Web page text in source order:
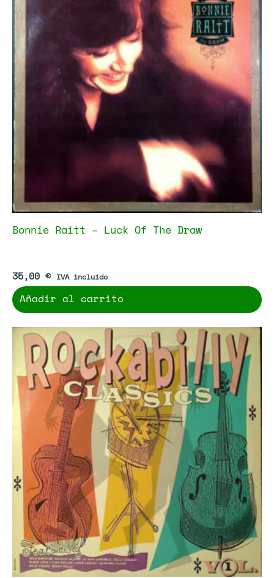
Bonnie Raitt – Luck Of The Draw
35,00 € IVA incluido
Añadir al carrito